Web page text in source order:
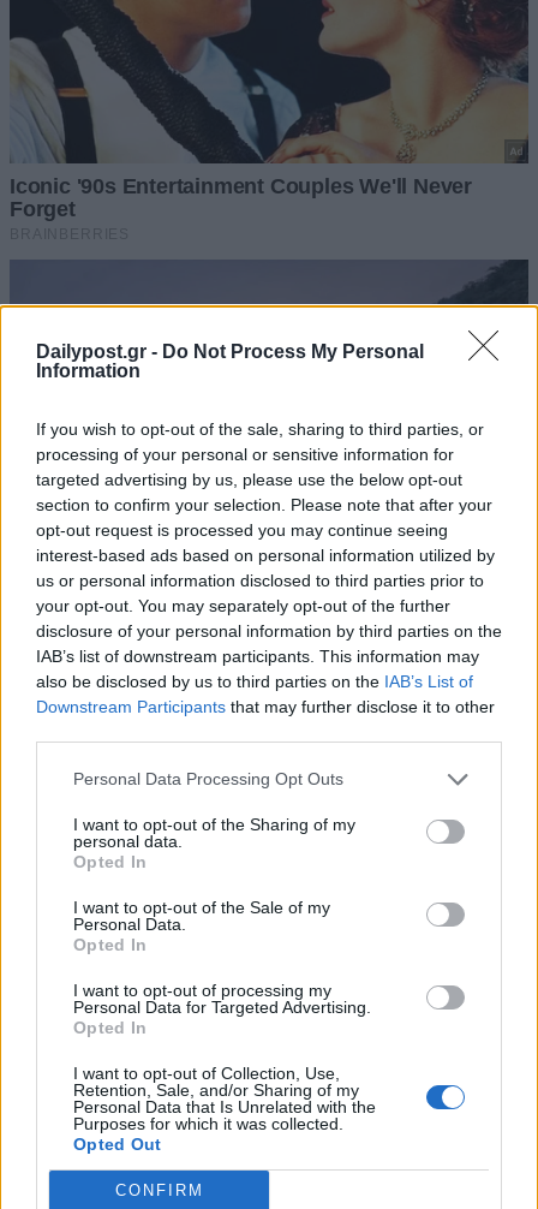
Dailypost.gr - Do Not Process My Personal
Information
If you wish to opt-out of the sale, sharing to third parties, or
processing of your personal or sensitive information for
targeted advertising by us, please use the below opt-out
section to confirm your selection. Please note that after your
opt-out request is processed you may continue seeing
interest-based ads based on personal information utilized by
us or personal information disclosed to third parties prior to
your opt-out. You may separately opt-out of the further
disclosure of your personal information by third parties on the
IAB’s list of downstream participants. This information may
also be disclosed by us to third parties on the IAB’s List of
Downstream Participants that may further disclose it to other
Personal Data Processing Opt Outs
I want to opt-out of the Sharing of my
personal data.
Opted In
I want to opt-out of the Sale of my
Personal Data.
Opted In
I want to opt-out of processing my
Personal Data for Targeted Advertising.
Opted In
I want to opt-out of Collection, Use,
Retention, Sale, and/or Sharing of my
Personal Data that Is Unrelated with the
Purposes for which it was collected.
Opted Out
CONFIRM